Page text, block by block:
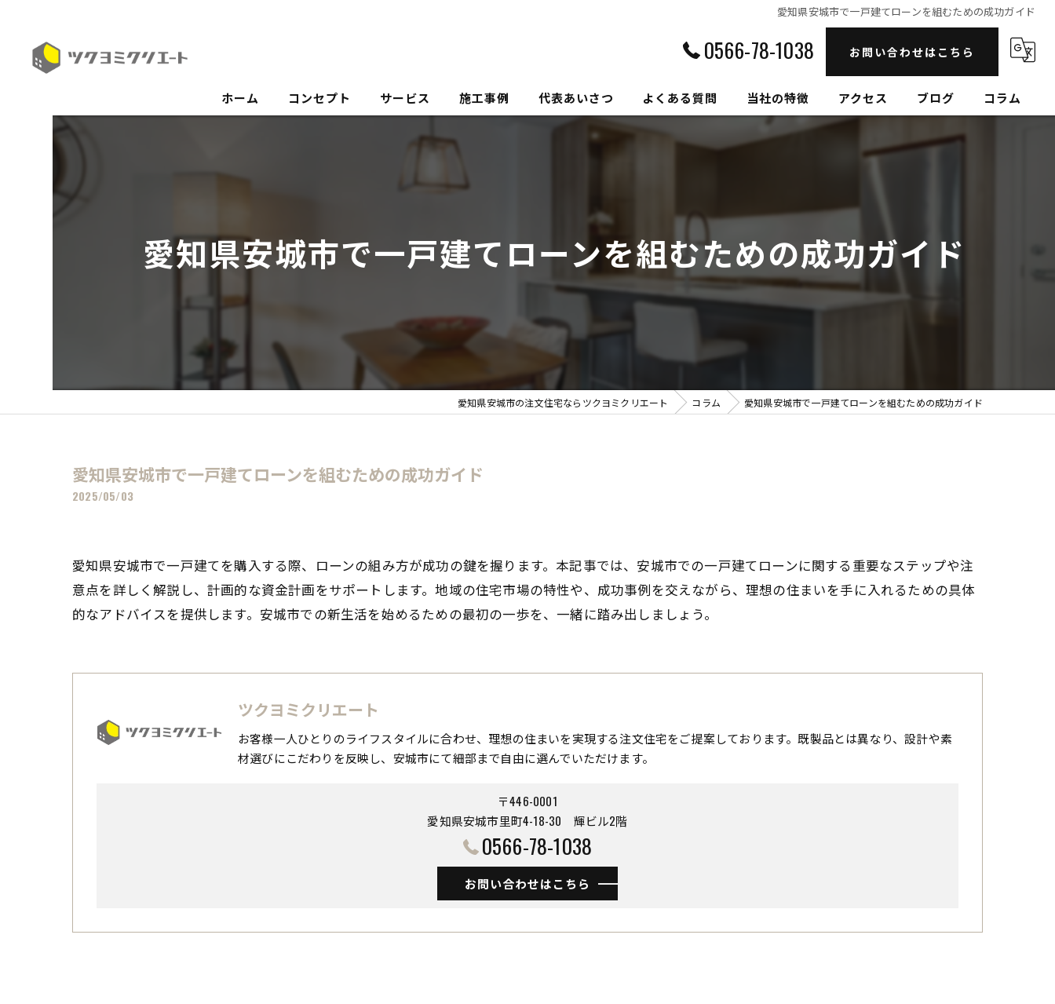
愛知県安城市で一戸建てローンを組むための成功ガイド
0566-78-1038 お問い合わせはこちら
ホーム コンセプト サービス 施工事例 代表あいさつ よくある質問 当社の特徴
セルロースファイバー
健康住宅
アクセス ブログ コラム
愛知県安城市で一戸建てローンを組むための成功ガイド
愛知県安城市の注文住宅ならツクヨミクリエート コラム 愛知県安城市で一戸建てローンを組むための成功ガイド
愛知県安城市で一戸建てローンを組むための成功ガイド
2025/05/03
愛知県安城市で一戸建てを購入する際、ローンの組み方が成功の鍵を握ります。本記事では、安城市での一戸建てローンに関する重要なステップや注
意点を詳しく解説し、計画的な資金計画をサポートします。地域の住宅市場の特性や、成功事例を交えながら、理想の住まいを手に入れるための具体
的なアドバイスを提供します。安城市での新生活を始めるための最初の一歩を、一緒に踏み出しましょう。
ツクヨミクリエート
お客様一人ひとりのライフスタイルに合わせ、理想の住まいを実現する注文住宅をご提案しております。既製品とは異なり、設計や素
材選びにこだわりを反映し、安城市にて細部まで自由に選んでいただけます。
〒446-0001
愛知県安城市里町4-18-30 ​​​​​​​輝ビル2階
0566-78-1038
お問い合わせはこちら